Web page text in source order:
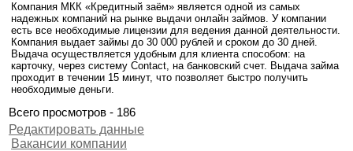
Компания МКК «Кредитный заём» является одной из самых
надежных компаний на рынке выдачи онлайн займов. У компании
есть все необходимые лицензии для ведения данной деятельности.
Компания выдает займы до 30 000 рублей и сроком до 30 дней.
Выдача осуществляется удобным для клиента способом: на
карточку, через систему Contact, на банковский счет. Выдача займа
проходит в течении 15 минут, что позволяет быстро получить
необходимые деньги.
Всего просмотров - 186
Редактировать данные
Вакансии компании